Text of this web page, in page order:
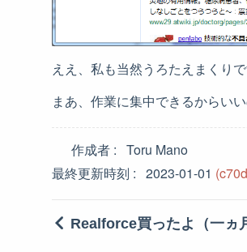
ええ、私も当然うろたえまくりで
まあ、作業に集中できるからいい
作成者
Toru Mano
最終更新時刻
2023-01-01
Realforce買ったよ（一ヵ